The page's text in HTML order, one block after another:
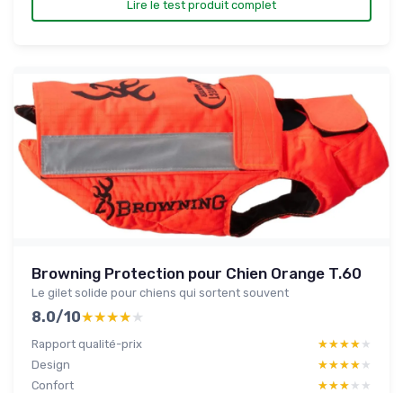
Lire le test produit complet
Browning Protection pour Chien Orange T.60
Le gilet solide pour chiens qui sortent souvent
8.0/10★★★★★
★★★★★
Rapport qualité-prix ★★★★★
★★★★★
Design
★★★★★
★★★★★
Confort
★★★★★
★★★★★